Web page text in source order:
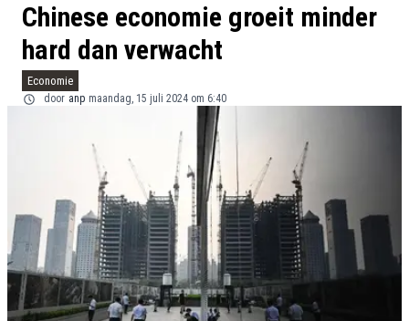
Chinese economie groeit minder
hard dan verwacht
Economie
door anp maandag, 15 juli 2024 om 6:40